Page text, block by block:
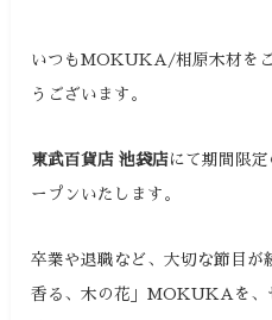
いつもMOKUKA/相原木材を
うございます。
東武百貨店 池袋店にて期間限
ープンいたします。
卒業や退職など、大切な節目が
香る、木の花」MOKUKAを、